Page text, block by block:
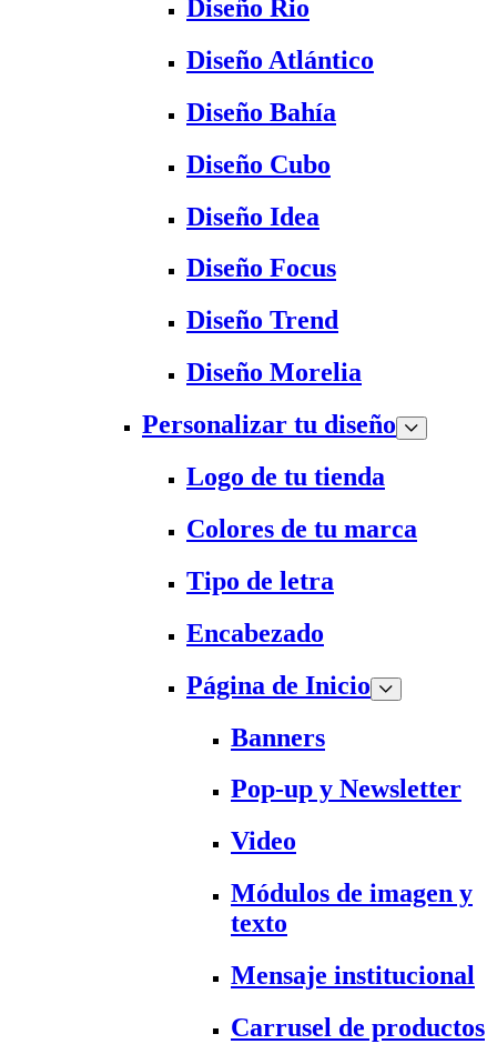
Diseño Rio
Diseño Atlántico
Diseño Bahía
Diseño Cubo
Diseño Idea
Diseño Focus
Diseño Trend
Diseño Morelia
Personalizar tu diseño
Logo de tu tienda
Colores de tu marca
Tipo de letra
Encabezado
Página de Inicio
Banners
Pop-up y Newsletter
Video
Módulos de imagen y
texto
Mensaje institucional
Carrusel de productos